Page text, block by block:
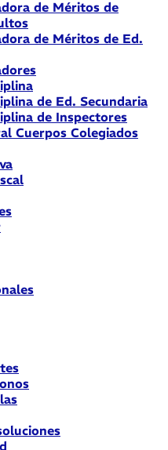
de Méritos de
de Méritos de Ed.
de Ed. Secundaria
de Inspectores
Cuerpos Colegiados